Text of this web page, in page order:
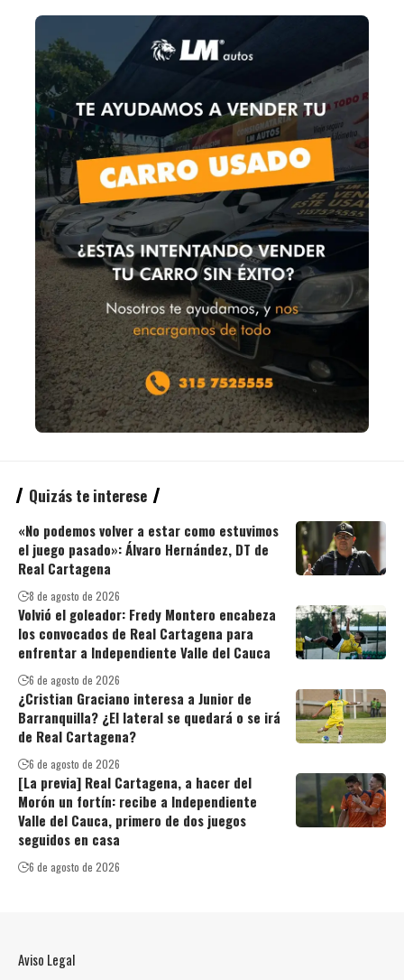
Quizás te interese
«No podemos volver a estar como estuvimos
el juego pasado»: Álvaro Hernández, DT de
Real Cartagena
8 de agosto de 2026
Volvió el goleador: Fredy Montero encabeza
los convocados de Real Cartagena para
enfrentar a Independiente Valle del Cauca
6 de agosto de 2026
¿Cristian Graciano interesa a Junior de
Barranquilla? ¿El lateral se quedará o se irá
de Real Cartagena?
6 de agosto de 2026
[La previa] Real Cartagena, a hacer del
Morón un fortín: recibe a Independiente
Valle del Cauca, primero de dos juegos
seguidos en casa
6 de agosto de 2026
Aviso Legal